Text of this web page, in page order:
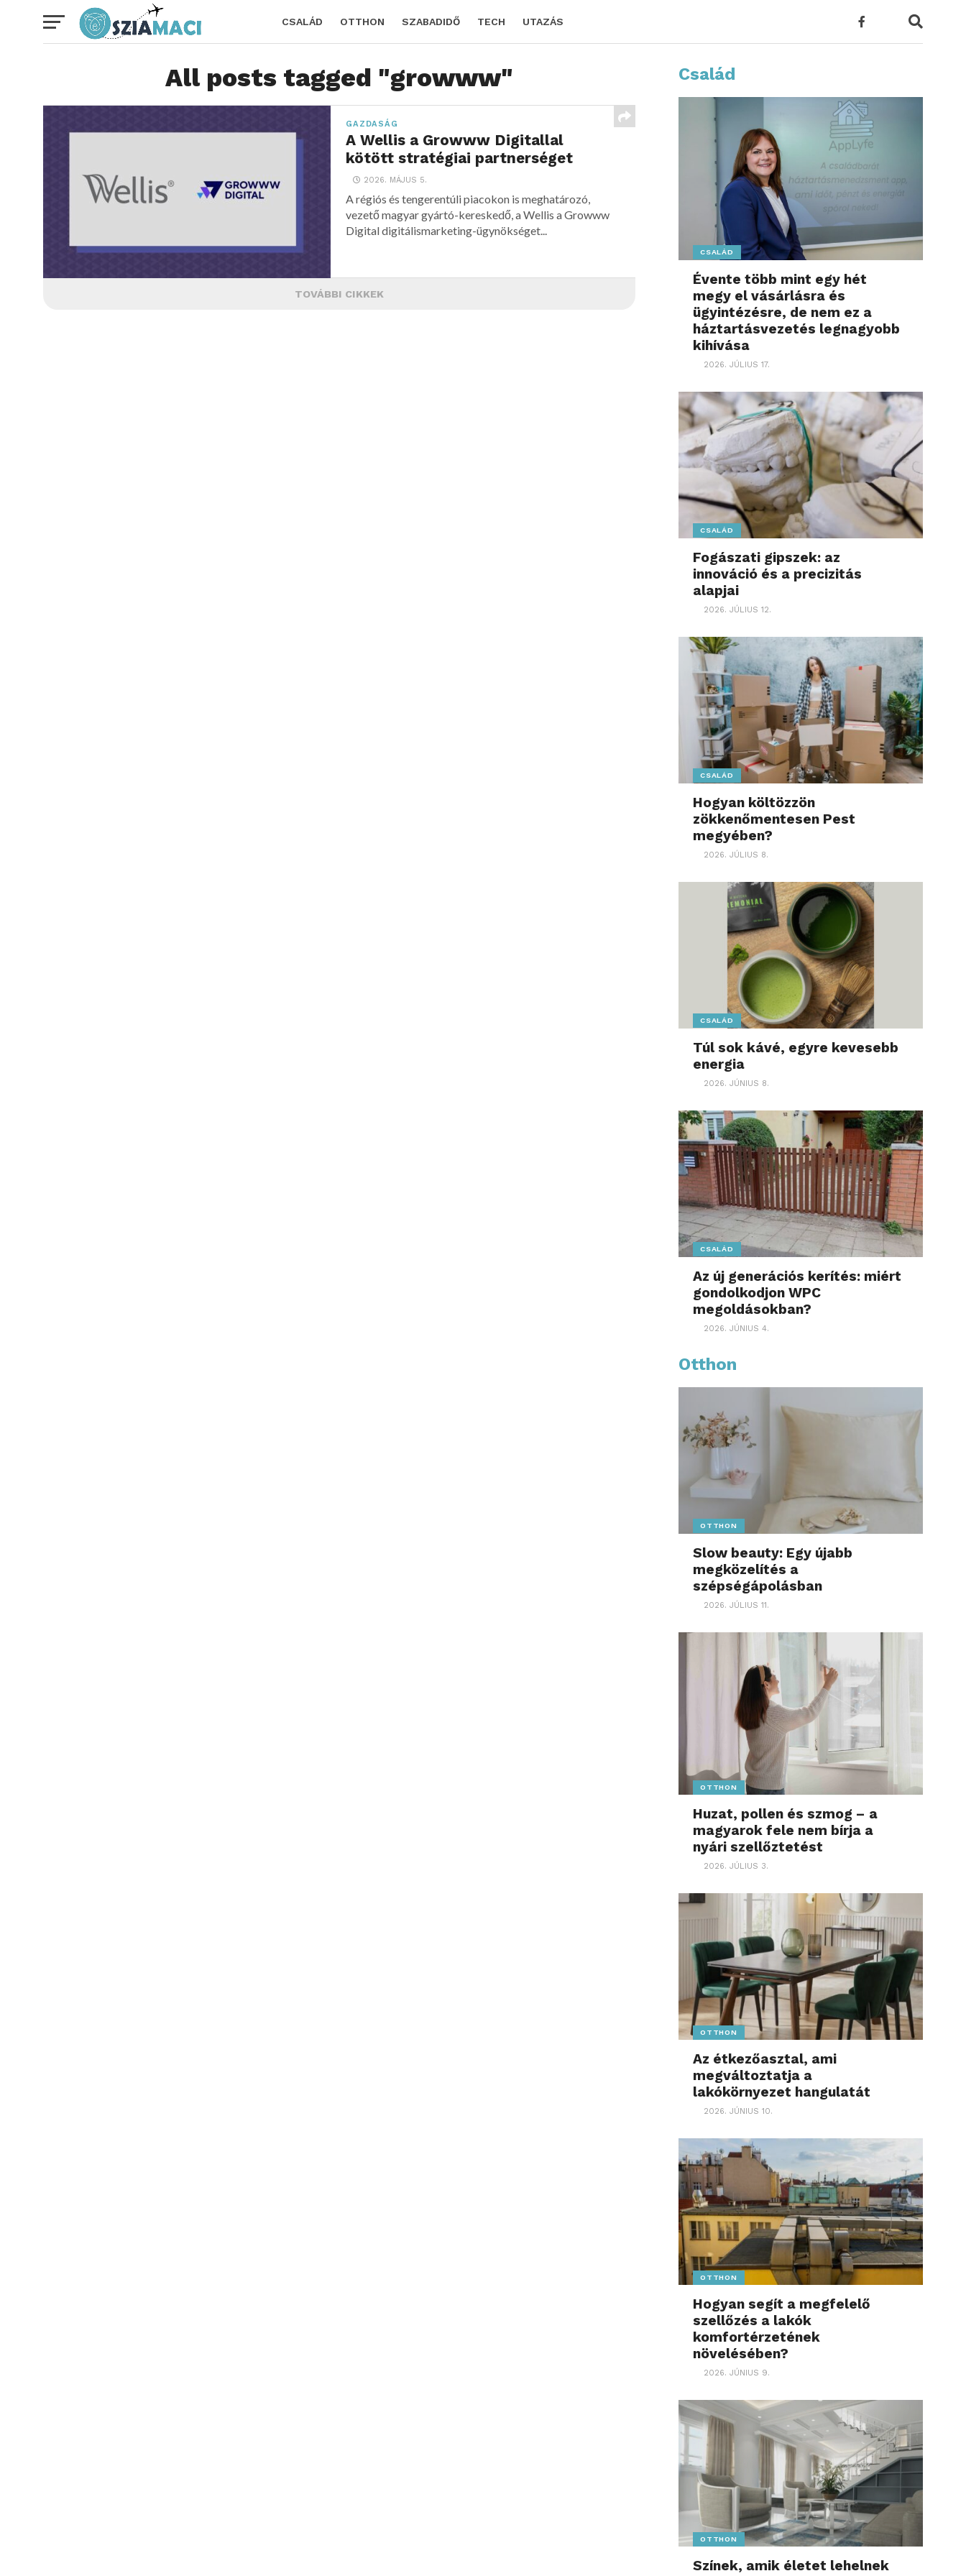
CSALÁD OTTHON SZABADIDŐ TECH UTAZÁS
All posts tagged "growww"
GAZDASÁG
A Wellis a Growww Digitallal
kötött stratégiai partnerséget
2026. MÁJUS 5.
A régiós és tengerentúli piacokon is meghatározó,
vezető magyar gyártó-kereskedő, a Wellis a Growww
Digital digitálismarketing-ügynökséget...
TOVÁBBI CIKKEK
Család
CSALÁD
Évente több mint egy hét
megy el vásárlásra és
ügyintézésre, de nem ez a
háztartásvezetés legnagyobb
kihívása
2026. JÚLIUS 17.
CSALÁD
Fogászati gipszek: az
innováció és a precizitás
alapjai
2026. JÚLIUS 12.
CSALÁD
Hogyan költözzön
zökkenőmentesen Pest
megyében?
2026. JÚLIUS 8.
CSALÁD
Túl sok kávé, egyre kevesebb
energia
2026. JÚNIUS 8.
CSALÁD
Az új generációs kerítés: miért
gondolkodjon WPC
megoldásokban?
2026. JÚNIUS 4.
Otthon
OTTHON
Slow beauty: Egy újabb
megközelítés a
szépségápolásban
2026. JÚLIUS 11.
OTTHON
Huzat, pollen és szmog – a
magyarok fele nem bírja a
nyári szellőztetést
2026. JÚLIUS 3.
OTTHON
Az étkezőasztal, ami
megváltoztatja a
lakókörnyezet hangulatát
2026. JÚNIUS 10.
OTTHON
Hogyan segít a megfelelő
szellőzés a lakók
komfortérzetének
növelésében?
2026. JÚNIUS 9.
OTTHON
Színek, amik életet lehelnek